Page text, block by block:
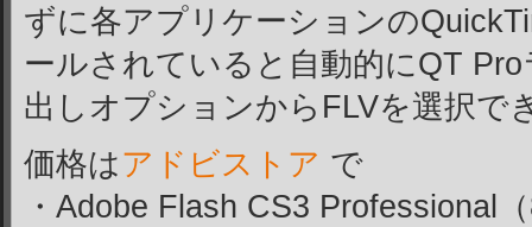
ずに各アプリケーションの
ールされていると自動的にQT
出しオプションからFLVを選択で
価格はアドビストア で
・Adobe Flash CS3 Professional